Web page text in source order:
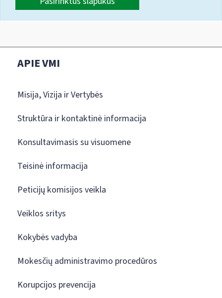
APIE VMI
Misija, Vizija ir Vertybės
Struktūra ir kontaktinė informacija
Konsultavimasis su visuomene
Teisinė informacija
Peticijų komisijos veikla
Veiklos sritys
Kokybės vadyba
Mokesčių administravimo procedūros
Korupcijos prevencija